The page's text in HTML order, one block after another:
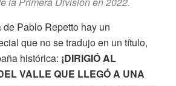
Pablo Repetto hay un
que no se tradujo en un título,
histórica: ¡DIRIGIÓ AL
VALLE QUE LLEGÓ A UNA